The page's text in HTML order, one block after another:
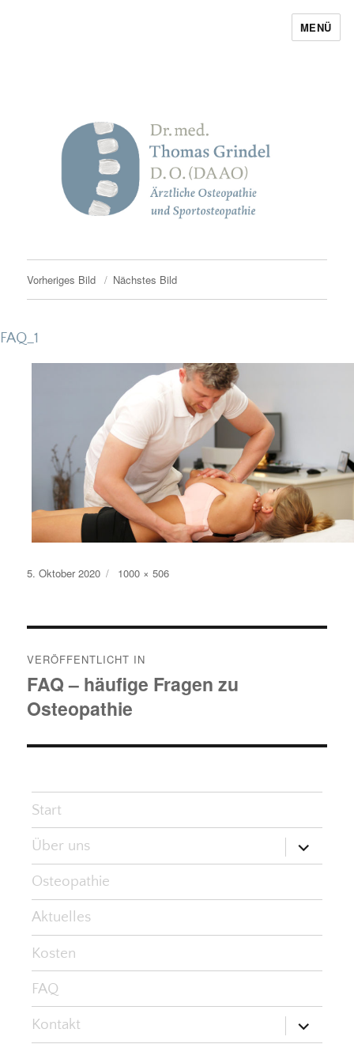
MENÜ
Vorheriges Bild Nächstes Bild
FAQ_1
Veröffentlicht
5. Oktober 2020 Originalgröße
1000 × 506
VERÖFFENTLICHT IN
FAQ – häufige Fragen zu
Osteopathie
Start
Über uns
öffnen
Osteopathie
Aktuelles
Kosten
FAQ
Kontakt
öffnen